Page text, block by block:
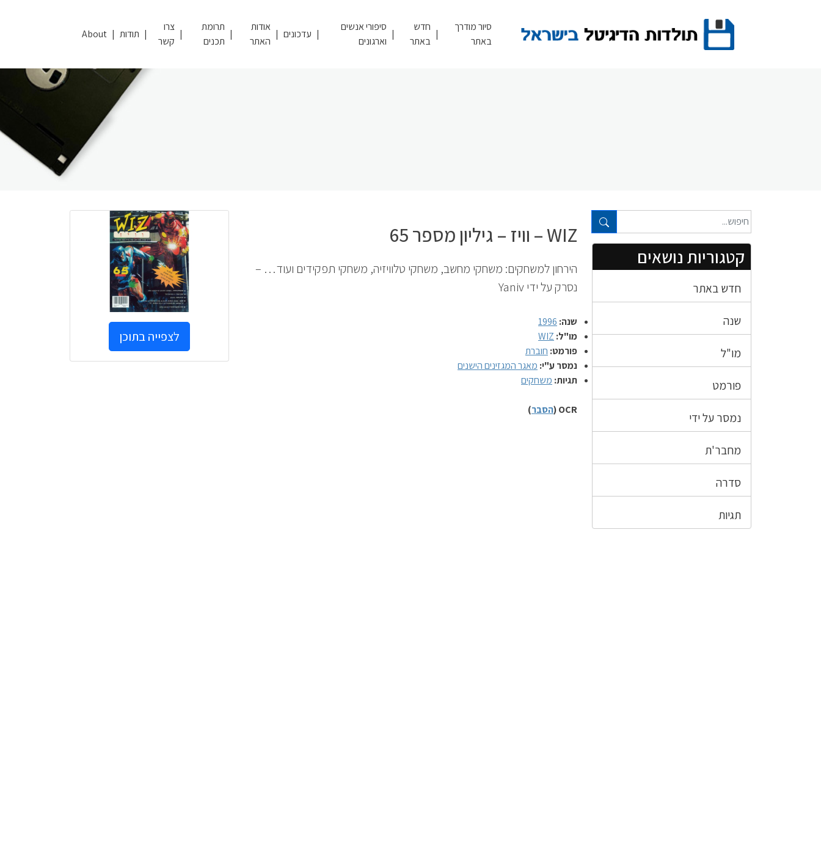
סיור מודרך
באתר
חדש
באתר
סיפורי אנשים
וארגונים
עדכונים
אודות
האתר
תרומת
תכנים
צרו
קשר
תודות About
טקסט חופשי...
קטגוריות נושאים
חדש באתר
שנה
מו"ל
פורמט
נמסר על ידי
מחבר'ת
סדרה
תגיות
WIZ – וויז – גיליון מספר 65
הירחון למשחקים: משחקי מחשב, משחקי טלוויזיה, משחקי תפקידים ועוד… –
נסרק על ידי Yaniv
שנה: 1996
מו"ל: WIZ
פורמט: חוברת
נמסר ע"י: מאגר המגזינים הישנים
תגיות: משחקים
OCR ( הסבר)
לצפייה בתוכן